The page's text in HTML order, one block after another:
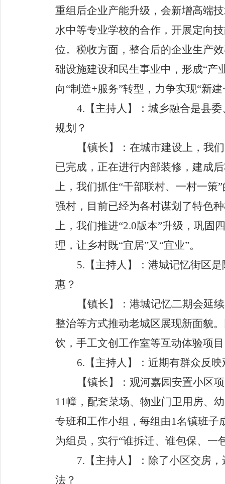
重组后企业产能升级，会新增高端
水中等专业学校的合作， 开展定向
位。税收方面，整合后的企业生产
础设施建设和民生事业中，形成“产
向“制造+服务”转型，力争实现“新
4. 【主持人】 ：城乡融合是县委
规划？
【镇长】
：在城市建设上，我
已完成，正在进行内部装修，建成
上，我们抓住“干部联村、一村一策”
强村，目前已经为各村谋划了特色
上，我们推进“2.0版本”升级，巩固
理，让乡村既“宜居”又“宜业”。
5. 【主持人】
：港城记忆街区
惠？
【镇长】
：港城记忆二期会延续
整治等方式推动老城区展现新面貌
饮 ， 手工文创工作室等互动体验项
6. 【主持人】 ：近期有群众反映
【镇长】
： 观河嘉园安置小区
11幢 ， 配套菜场、 物业门卫用房、
专班和工作小组， 每组由1名镇班子
为组员，实行“谁拆迁、谁包保、一
7. 【主持人】 ：除了小区交房
法？